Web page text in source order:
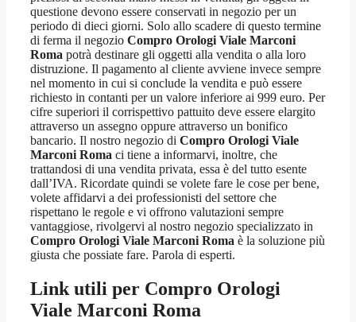
questione devono essere conservati in negozio per un
periodo di dieci giorni. Solo allo scadere di questo termine
di ferma il negozio Compro Orologi Viale Marconi
Roma potrà destinare gli oggetti alla vendita o alla loro
distruzione. Il pagamento al cliente avviene invece sempre
nel momento in cui si conclude la vendita e può essere
richiesto in contanti per un valore inferiore ai 999 euro. Per
cifre superiori il corrispettivo pattuito deve essere elargito
attraverso un assegno oppure attraverso un bonifico
bancario. Il nostro negozio di Compro Orologi Viale
Marconi Roma ci tiene a informarvi, inoltre, che
trattandosi di una vendita privata, essa è del tutto esente
dall’IVA. Ricordate quindi se volete fare le cose per bene,
volete affidarvi a dei professionisti del settore che
rispettano le regole e vi offrono valutazioni sempre
vantaggiose, rivolgervi al nostro negozio specializzato in
Compro Orologi Viale Marconi Roma è la soluzione più
giusta che possiate fare. Parola di esperti.
Link utili per Compro Orologi
Viale Marconi Roma